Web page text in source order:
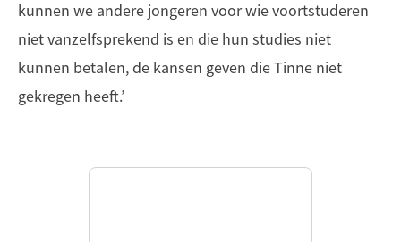
kunnen we andere jongeren voor wie voortstuderen
niet vanzelfsprekend is en die hun studies niet
kunnen betalen, de kansen geven die Tinne niet
gekregen heeft.’